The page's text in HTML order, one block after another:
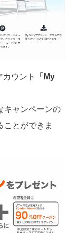
ウント
「My
キャンペーンの
ことができま